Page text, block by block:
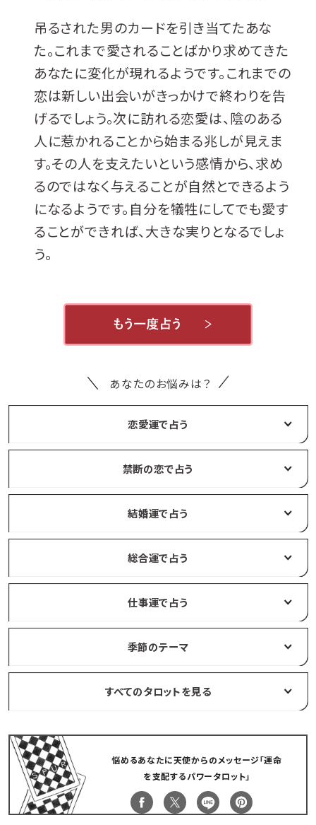
会員登録
Log in or Sign up
SPUR読者のためのメンバーシッププログラム
「The SPUR Club」。便利な機能と特典を無料で楽し
めます。
ログイン・新規会員登録
FOLLOW US
MAGAZINE
SPUR 2026 JULY
2026-07-23発売
最新号を試し読み
吊るされた男のカードを引き当てたあな
た。これまで愛されることばかり求めてきた
あなたに変化が現れるようです。これまでの
恋は新しい出会いがきっかけで終わりを告
げるでしょう。次に訪れる恋愛は、陰のある
人に惹かれることから始まる兆しが見えま
す。その人を支えたいという感情から、求め
るのではなく与えることが自然とできるよう
になるようです。自分を犠牲にしてでも愛す
ることができれば、大きな実りとなるでしょ
う。
あなたのお悩みは？
恋愛運で占う
禁断の恋で占う
結婚運で占う
総合運で占う
仕事運で占う
季節のテーマ
すべてのタロットを見る
悩めるあなたに天使からのメッセージ「運命
を支配するパワータロット」